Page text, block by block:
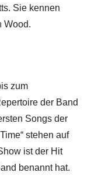
Sie kennen
Wood.
zum
der Band
Songs der
stehen auf
ist der Hit
benannt hat.